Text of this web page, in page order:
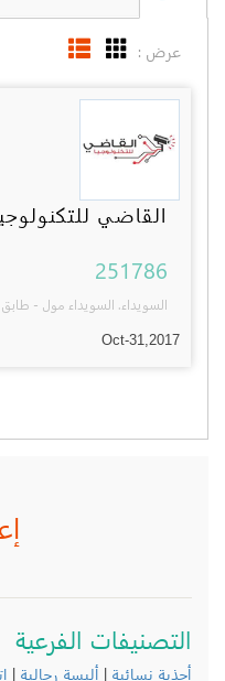
مول - طابق ثالث - مكتب رقم 2
الفرعية
ألبسة رجالية|اتصالات وموبايلات